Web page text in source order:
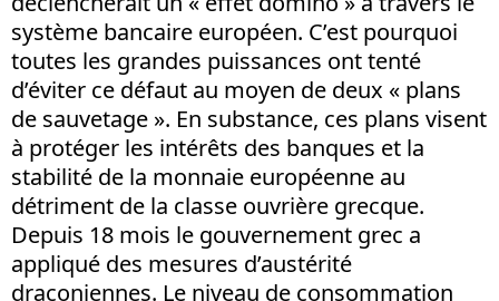
système bancaire européen. C’est pourquoi
toutes les grandes puissances ont tenté
d’éviter ce défaut au moyen de deux « plans
de sauvetage ». En substance, ces plans visent
à protéger les intérêts des banques et la
stabilité de la monnaie européenne au
détriment de la classe ouvrière grecque.
Depuis 18 mois le gouvernement grec a
appliqué des mesures d’austérité
draconiennes. Le niveau de consommation